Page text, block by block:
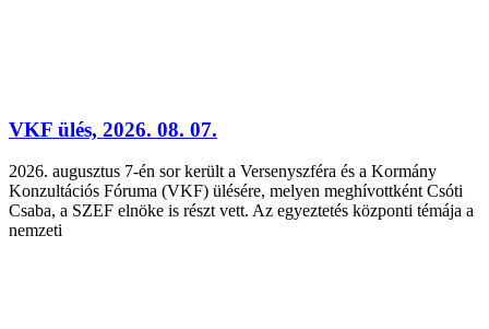
VKF ülés, 2026. 08. 07.
2026. augusztus 7-én sor került a Versenyszféra és a Kormány
Konzultációs Fóruma (VKF) ülésére, melyen meghívottként Csóti
Csaba, a SZEF elnöke is részt vett. Az egyeztetés központi témája a
nemzeti